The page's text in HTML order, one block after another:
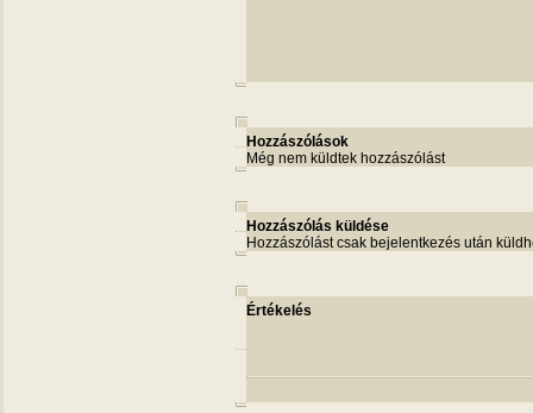
Hozzászólások
Még nem küldtek hozzászólást
Hozzászólás küldése
Hozzászólást csak bejelentkezés után
Értékelés